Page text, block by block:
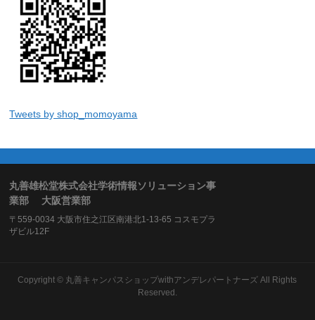
Tweets by shop_momoyama
丸善雄松堂株式会社学術情報ソリューション事
業部 大阪営業部
〒559-0034 大阪市住之江区南港北1-13-65 コスモプラ
ザビル12F
Copyright © 丸善キャンパスショップwithアンデレパートナーズ All Rights
Reserved.